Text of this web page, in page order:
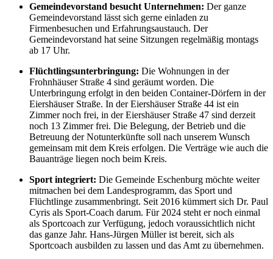
Gemeindevorstand besucht Unternehmen: Der ganze
Gemeindevorstand lässt sich gerne einladen zu
Firmenbesuchen und Erfahrungsaustauch. Der
Gemeindevorstand hat seine Sitzungen regelmäßig montags
ab 17 Uhr.
Flüchtlingsunterbringung: Die Wohnungen in der
Frohnhäuser Straße 4 sind geräumt worden. Die
Unterbringung erfolgt in den beiden Container-Dörfern in der
Eiershäuser Straße. In der Eiershäuser Straße 44 ist ein
Zimmer noch frei, in der Eiershäuser Straße 47 sind derzeit
noch 13 Zimmer frei. Die Belegung, der Betrieb und die
Betreuung der Notunterkünfte soll nach unserem Wunsch
gemeinsam mit dem Kreis erfolgen. Die Verträge wie auch die
Bauanträge liegen noch beim Kreis.
Sport integriert: Die Gemeinde Eschenburg möchte weiter
mitmachen bei dem Landesprogramm, das Sport und
Flüchtlinge zusammenbringt. Seit 2016 kümmert sich Dr. Paul
Cyris als Sport-Coach darum. Für 2024 steht er noch einmal
als Sportcoach zur Verfügung, jedoch voraussichtlich nicht
das ganze Jahr. Hans-Jürgen Müller ist bereit, sich als
Sportcoach ausbilden zu lassen und das Amt zu übernehmen.